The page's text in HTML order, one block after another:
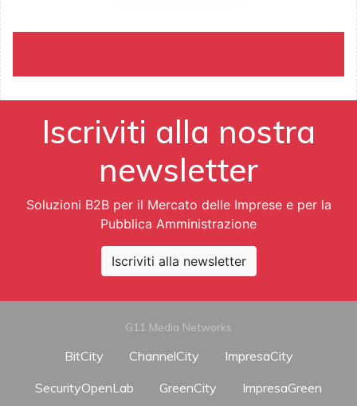
Iscriviti alla nostra
newsletter
Soluzioni B2B per il Mercato delle Imprese e per la
Pubblica Amministrazione
Iscriviti alla newsletter
G11 Media Networks
BitCity ChannelCity
ImpresaCity
SecurityOpenLab
GreenCity
ImpresaGreen